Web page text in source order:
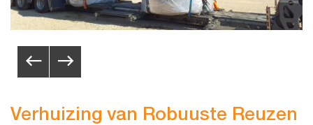
Verhuizing van Robuuste Reuzen